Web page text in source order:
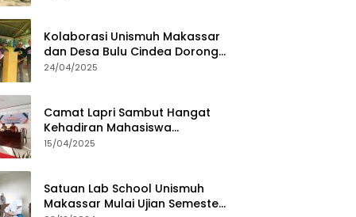
Kolaborasi Unismuh Makassar
dan Desa Bulu Cindea Dorong
Sentra Garam Industri
24/04/2025
Camat Lapri Sambut Hangat
Kehadiran Mahasiswa
PoltekMu
15/04/2025
Satuan Lab School Unismuh
Makassar Mulai Ujian Semester,